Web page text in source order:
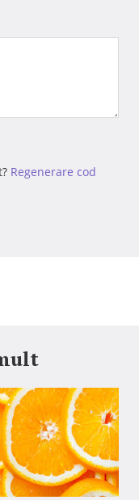
Regenerare cod